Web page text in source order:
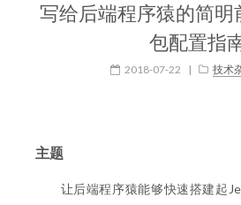
写给后端程序猿的简明
包配置指
2018-07-22 | 技术
主题
让后端程序猿能够快速搭建起